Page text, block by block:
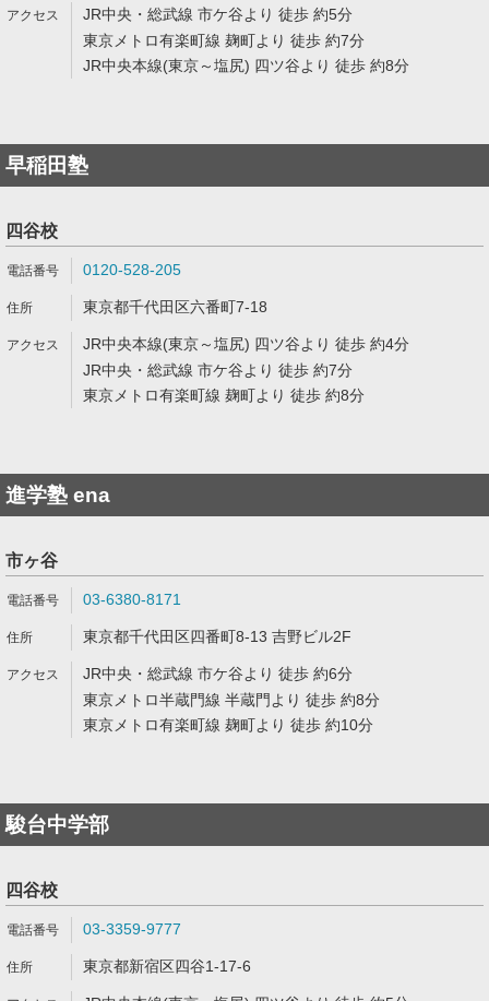
JR中央・総武線 市ケ谷より 徒歩 約5分
東京メトロ有楽町線 麹町より 徒歩 約7分
JR中央本線(東京～塩尻) 四ツ谷より 徒歩 約8分
早稲田塾
四谷校
0120-528-205
東京都千代田区六番町7-18
JR中央本線(東京～塩尻) 四ツ谷より 徒歩 約4分
JR中央・総武線 市ケ谷より 徒歩 約7分
東京メトロ有楽町線 麹町より 徒歩 約8分
進学塾 ena
市ヶ谷
03-6380-8171
東京都千代田区四番町8-13 吉野ビル2F
JR中央・総武線 市ケ谷より 徒歩 約6分
東京メトロ半蔵門線 半蔵門より 徒歩 約8分
東京メトロ有楽町線 麹町より 徒歩 約10分
駿台中学部
四谷校
03-3359-9777
東京都新宿区四谷1-17-6